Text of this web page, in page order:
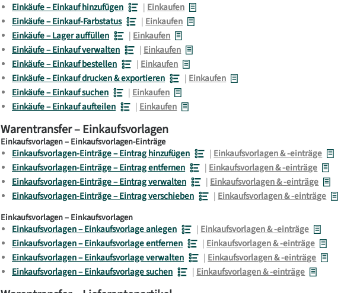
Einkäufe – Einkauf hinzufügen
| Einkaufen
Einkäufe – Einkauf-Farbstatus
| Einkaufen
Einkäufe – Lager auffüllen
| Einkaufen
Einkäufe – Einkauf verwalten
| Einkaufen
Einkäufe – Einkauf bestellen
| Einkaufen
Einkäufe – Einkauf drucken & exportieren
| Einkaufen
Einkäufe – Einkauf suchen
| Einkaufen
Einkäufe – Einkauf aufteilen
| Einkaufen
Warentransfer – Einkaufsvorlagen
Einkaufsvorlagen – Einkaufsvorlagen-Einträge
Einkaufsvorlagen-Einträge – Eintrag hinzufügen
|Einkaufsvorlagen & -einträge
Einkaufsvorlagen-Einträge – Eintrag entfernen
|Einkaufsvorlagen & -einträge
Einkaufsvorlagen-Einträge – Eintrag verwalten
|Einkaufsvorlagen & -einträge
Einkaufsvorlagen-Einträge – Eintrag verschieben
|Einkaufsvorlagen & -einträge
Einkaufsvorlagen – Einkaufsvorlagen
Einkaufsvorlagen – Einkaufsvorlage anlegen
| Einkaufsvorlagen & -einträge
Einkaufsvorlagen – Einkaufsvorlage entfernen
| Einkaufsvorlagen & -einträge
Einkaufsvorlagen – Einkaufsvorlage verwalten
| Einkaufsvorlagen & -einträge
Einkaufsvorlagen – Einkaufsvorlage suchen
| Einkaufsvorlagen & -einträge